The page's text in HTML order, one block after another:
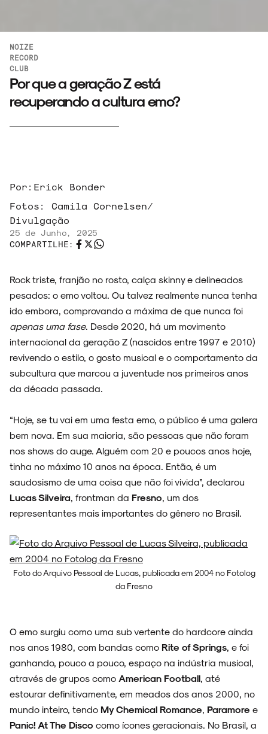
ARQUIVO
ENTREVISTAS
ESPECIAIS
FAIXA A FAIXA
NOVIDADES
NOIZE
RECORD
CLUB
Por que a geração Z está
recuperando a cultura emo?
Por: Erick Bonder
Fotos: Camila Cornelsen/
Divulgação
25 de Junho, 2025
COMPARTILHE:
Rock triste, franjão no rosto, calça skinny e delineados
pesados: o emo voltou. Ou talvez realmente nunca tenha
ido embora, comprovando a máxima de que nunca foi
apenas uma fase. Desde 2020, há um movimento
internacional da geração Z (nascidos entre 1997 e 2010)
revivendo o estilo, o gosto musical e o comportamento da
subcultura que marcou a juventude nos primeiros anos
da década passada.
“Hoje, se tu vai em uma festa emo, o público é uma galera
bem nova. Em sua maioria, são pessoas que não foram
nos shows do auge. Alguém com 20 e poucos anos hoje,
tinha no máximo 10 anos na época. Então, é um
saudosismo de uma coisa que não foi vivida”, declarou
Lucas Silveira, frontman da Fresno, um dos
representantes mais importantes do gênero no Brasil.
Foto do Arquivo Pessoal de Lucas, publicada em 2004 no Fotolog
da Fresno
O emo surgiu como uma sub vertente do hardcore ainda
nos anos 1980, com bandas como Rite of Springs, e foi
ganhando, pouco a pouco, espaço na indústria musical,
através de grupos como American Football, até
estourar definitivamente, em meados dos anos 2000, no
mundo inteiro, tendo My Chemical Romance, Paramore e
Panic! At The Disco como ícones geracionais. No Brasil, a